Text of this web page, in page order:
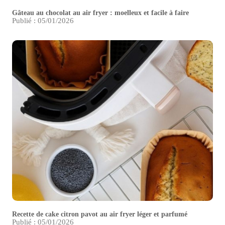
Gâteau au chocolat au air fryer : moelleux et facile à faire
Publié : 05/01/2026
Recette de cake citron pavot au air fryer léger et parfumé
Publié : 05/01/2026